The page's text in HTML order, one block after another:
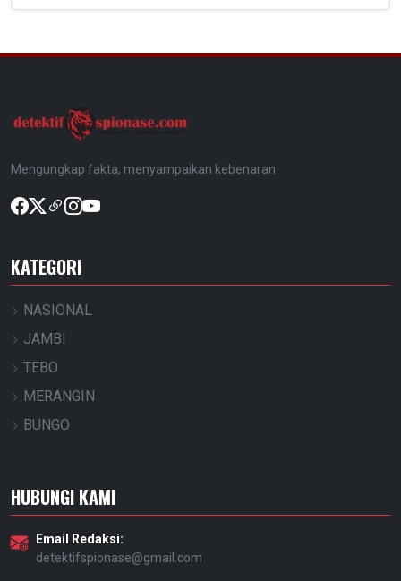
Mengungkap fakta, menyampaikan kebenaran
KATEGORI
NASIONAL
JAMBI
TEBO
MERANGIN
BUNGO
HUBUNGI KAMI
Email Redaksi:
detektifspionase@gmail.com